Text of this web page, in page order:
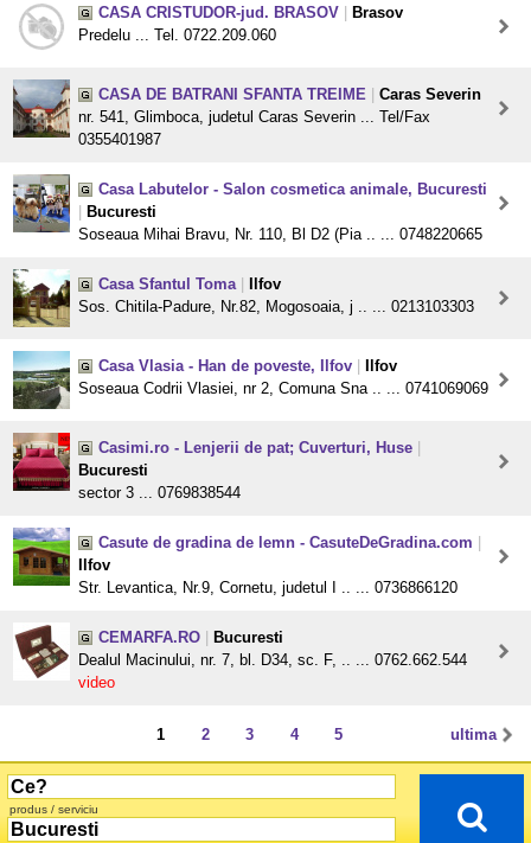
CASA CRISTUDOR-jud. BRASOV
Brasov
Predelu ... Tel. 0722.209.060
CASA DE BATRANI SFANTA TREIME
Caras Severin
nr. 541, Glimboca, judetul Caras Severin ... Tel/Fax
0355401987
Casa Labutelor - Salon cosmetica animale, Bucuresti
Bucuresti
Soseaua Mihai Bravu, Nr. 110, Bl D2 (Pia .. ... 0748220665
Casa Sfantul Toma
Ilfov
Sos. Chitila-Padure, Nr.82, Mogosoaia, j .. ... 0213103303
Casa Vlasia - Han de poveste, Ilfov
Ilfov
Soseaua Codrii Vlasiei, nr 2, Comuna Sna .. ... 0741069069
Casimi.ro - Lenjerii de pat; Cuverturi, Huse
Bucuresti
sector 3 ... 0769838544
Casute de gradina de lemn - CasuteDeGradina.com
Ilfov
Str. Levantica, Nr.9, Cornetu, judetul I .. ... 0736866120
CEMARFA.RO
Bucuresti
Dealul Macinului, nr. 7, bl. D34, sc. F, .. ... 0762.662.544
video
ultima
1 2 3 4 5
produs / serviciu